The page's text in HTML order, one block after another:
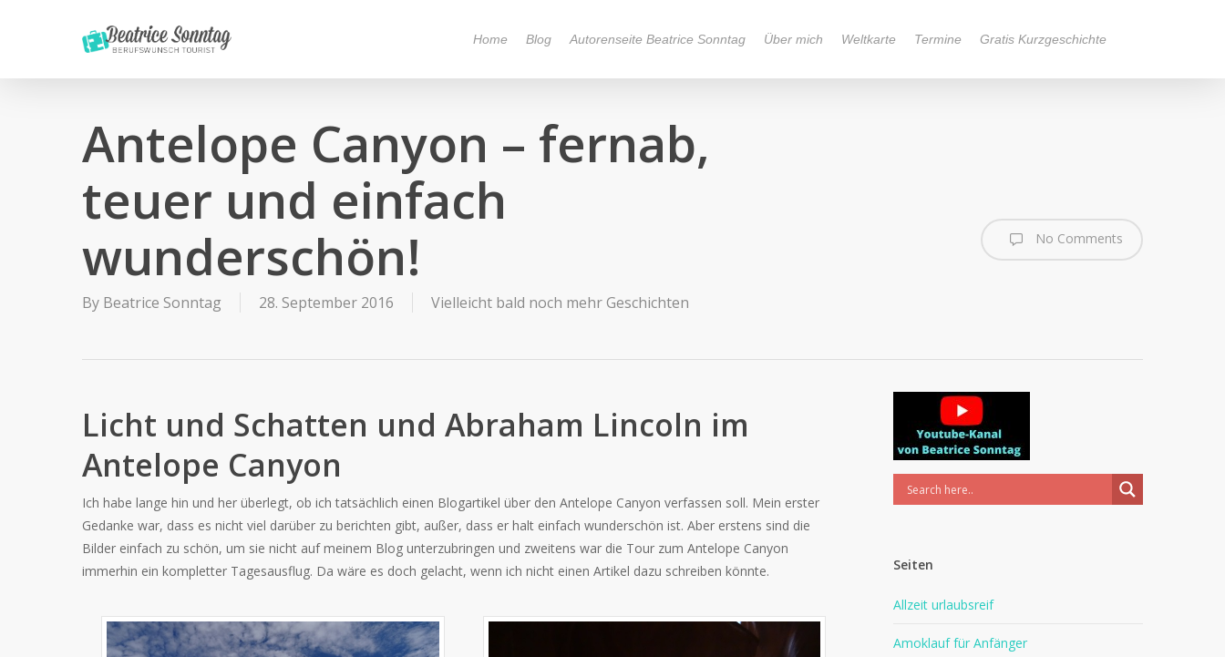
content
Home Blog Autorenseite Beatrice Sonntag Über mich Weltkarte Termine Gratis Kurzgeschichte
Antelope Canyon – fernab,
teuer und einfach
wunderschön!
By Beatrice Sonntag 28. September 2016 Vielleicht bald noch mehr Geschichten
No Comments
Licht und Schatten und Abraham Lincoln im
Antelope Canyon
Ich habe lange hin und her überlegt, ob ich tatsächlich einen Blogartikel über den Antelope Canyon verfassen soll. Mein erster
Gedanke war, dass es nicht viel darüber zu berichten gibt, außer, dass er halt einfach wunderschön ist. Aber erstens sind die
Bilder einfach zu schön, um sie nicht auf meinem Blog unterzubringen und zweitens war die Tour zum Antelope Canyon
immerhin ein kompletter Tagesausflug. Da wäre es doch gelacht, wenn ich nicht einen Artikel dazu schreiben könnte.
Seiten
Allzeit urlaubsreif
Amoklauf für Anfänger